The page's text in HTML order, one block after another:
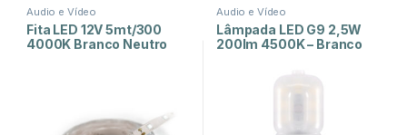
Audio e Vídeo
Fita LED 12V 5mt/300
4000K Branco Neutro
Audio e Vídeo
Lâmpada LED G9 2,5W
200lm 4500K – Branco